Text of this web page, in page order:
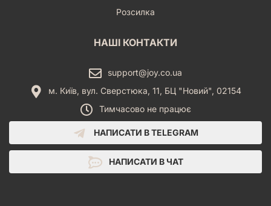
Розсилка
НАШІ КОНТАКТИ
support@joy.co.ua
м. Київ, вул. Сверстюка, 11, БЦ "Новий", 02154
Тимчасово не працює
НАПИСАТИ В TELEGRAM
НАПИСАТИ В ЧАТ